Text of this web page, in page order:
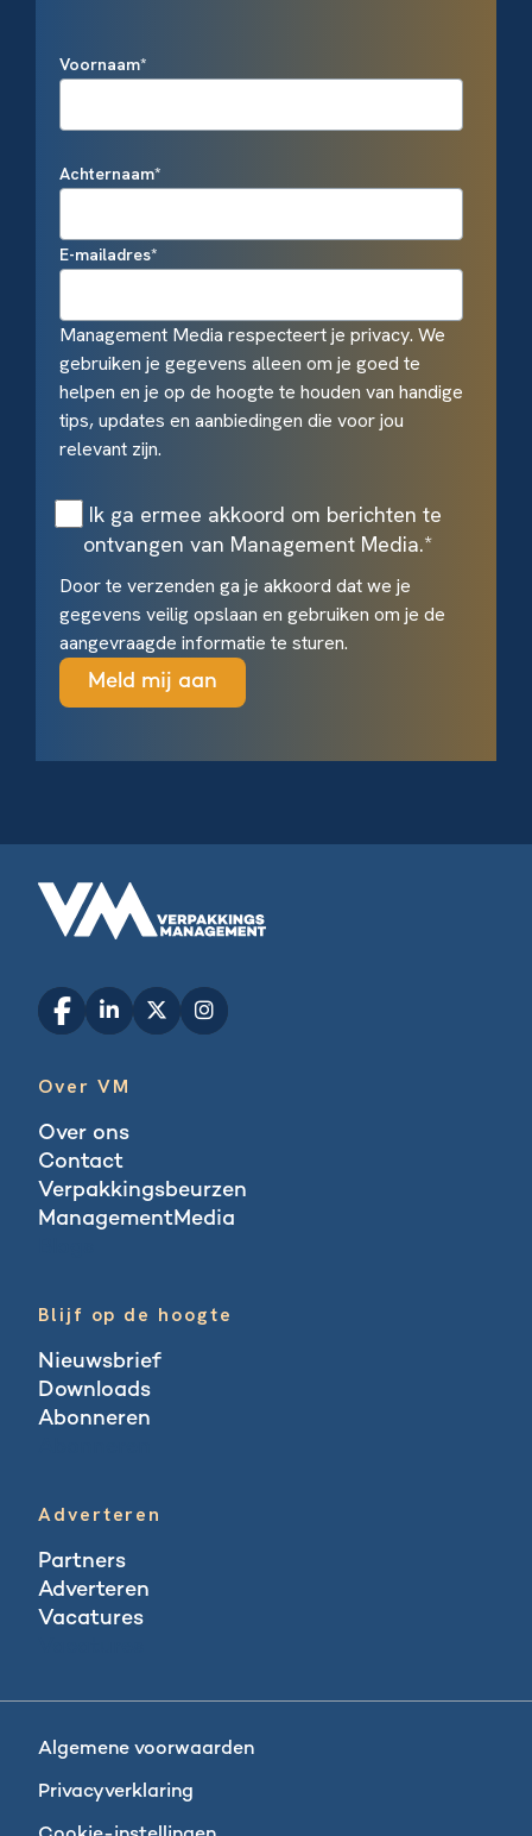
Voornaam*
Achternaam*
E-mailadres*
Management Media respecteert je privacy. We
gebruiken je gegevens alleen om je goed te
helpen en je op de hoogte te houden van handige
tips, updates en aanbiedingen die voor jou
relevant zijn.
Ik ga ermee akkoord om berichten te
ontvangen van Management Media.*
Door te verzenden ga je akkoord dat we je
gegevens veilig opslaan en gebruiken om je de
aangevraagde informatie te sturen.
Over VM
Over ons
Contact
Verpakkingsbeurzen
ManagementMedia
Blijf op de hoogte
Nieuwsbrief
Downloads
Abonneren
Adverteren
Partners
Adverteren
Vacatures
Algemene voorwaarden
Privacyverklaring